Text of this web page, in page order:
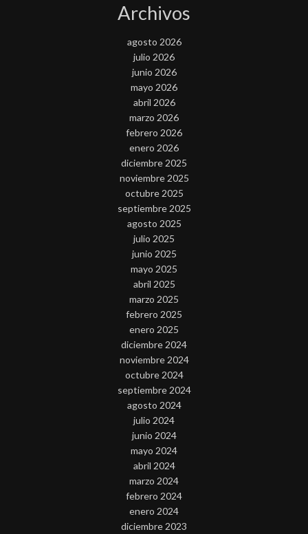
Archivos
agosto 2026
julio 2026
junio 2026
mayo 2026
abril 2026
marzo 2026
febrero 2026
enero 2026
diciembre 2025
noviembre 2025
octubre 2025
septiembre 2025
agosto 2025
julio 2025
junio 2025
mayo 2025
abril 2025
marzo 2025
febrero 2025
enero 2025
diciembre 2024
noviembre 2024
octubre 2024
septiembre 2024
agosto 2024
julio 2024
junio 2024
mayo 2024
abril 2024
marzo 2024
febrero 2024
enero 2024
diciembre 2023